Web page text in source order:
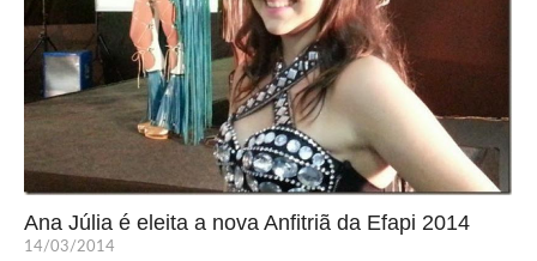
Ana Júlia é eleita a nova Anfitriã da Efapi 2014
14/03/2014